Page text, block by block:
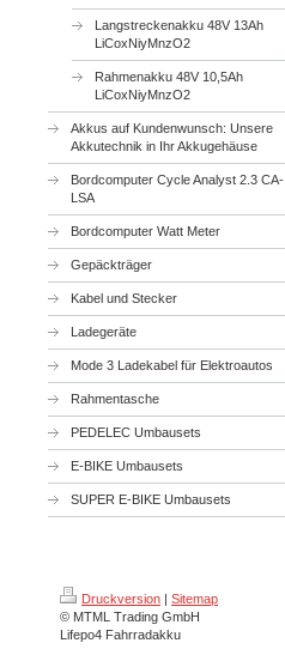
Langstreckenakku 48V 13Ah
LiCoxNiyMnzO2
Rahmenakku 48V 10,5Ah
LiCoxNiyMnzO2
Akkus auf Kundenwunsch: Unsere
Akkutechnik in Ihr Akkugehäuse
Bordcomputer Cycle Analyst 2.3 CA-
LSA
Bordcomputer Watt Meter
Gepäckträger
Kabel und Stecker
Ladegeräte
Mode 3 Ladekabel für Elektroautos
Rahmentasche
PEDELEC Umbausets
E-BIKE Umbausets
SUPER E-BIKE Umbausets
Druckversion | Sitemap
© MTML Trading GmbH
Lifepo4 Fahrradakku